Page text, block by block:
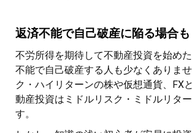
返済不能で自己破産に陥る場合も
不労所得を期待して不動産投資を始め
不能で自己破産する人も少なくありま
ク・ハイリターンの株や仮想通貨、FX
動産投資はミドルリスク・ミドルリタ
す。